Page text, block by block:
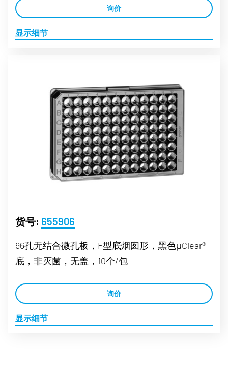
询价
显示细节
货号: 655906
96孔无结合微孔板，F型底烟囱形，黑色μClear®
底，非灭菌，无盖，10个/包
询价
显示细节